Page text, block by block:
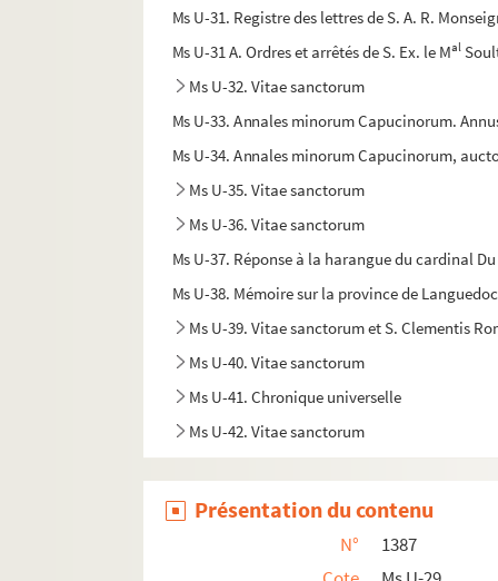
Ms U-31. Registre des lettres de S. A. R.
Ms U-31 A. Ordres et arrêtés de S. Ex. le Mal
Ms U-32. Vitae sanctorum
Ms U-33. Annales minorum Capucinorum.
Ms U-34. Annales minorum Capucinorum,
Ms U-35. Vitae sanctorum
Ms U-36. Vitae sanctorum
Ms U-37. Réponse à la harangue du cardinal
Ms U-38. Mémoire sur la province de
Ms U-39. Vitae sanctorum et S. Clementis
Ms U-40. Vitae sanctorum
Ms U-41. Chronique universelle
Ms U-42. Vitae sanctorum
Ms U-44. Bibliorum pars et Vitae sanctorum
Ms U-45. Vita S. Joannis Eleemosynarii, etc.
Ms U-46. Pauli Diaconi historia
Présentation du contenu
N°
1387